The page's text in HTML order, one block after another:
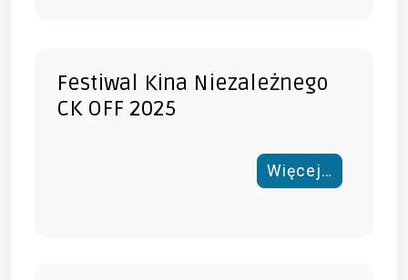
Festiwal Kina Niezależnego
CK OFF 2025
Więcej…